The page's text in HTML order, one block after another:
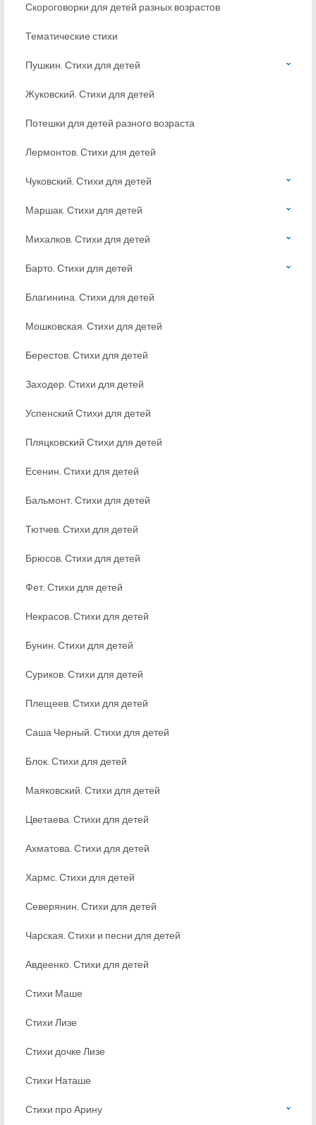
Скороговорки для детей разных возрастов
Тематические стихи
Пушкин. Стихи для детей
Жуковский. Стихи для детей
Потешки для детей разного возраста
Лермонтов. Стихи для детей
Чуковский. Стихи для детей
Маршак. Стихи для детей
Михалков. Стихи для детей
Барто. Стихи для детей
Благинина. Стихи для детей
Мошковская. Стихи для детей
Берестов. Стихи для детей
Заходер. Стихи для детей
Успенский Стихи для детей
Пляцковский Стихи для детей
Есенин. Стихи для детей
Бальмонт. Стихи для детей
Тютчев. Стихи для детей
Брюсов. Стихи для детей
Фет. Стихи для детей
Некрасов. Стихи для детей
Бунин. Стихи для детей
Суриков. Стихи для детей
Плещеев. Стихи для детей
Саша Черный. Стихи для детей
Блок. Стихи для детей
Маяковский. Стихи для детей
Цветаева. Стихи для детей
Ахматова. Стихи для детей
Хармс. Стихи для детей
Северянин. Стихи для детей
Чарская. Стихи и песни для детей
Авдеенко. Стихи для детей
Стихи Маше
Стихи Лизе
Стихи дочке Лизе
Стихи Наташе
Стихи про Арину